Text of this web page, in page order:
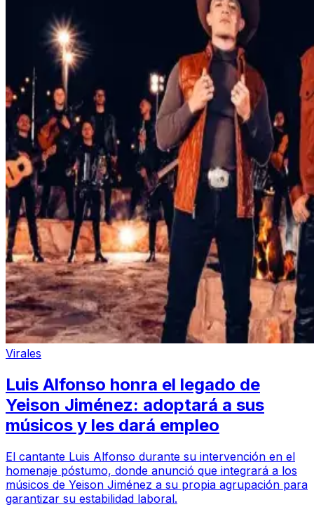
Virales
Luis Alfonso honra el legado de
Yeison Jiménez: adoptará a sus
músicos y les dará empleo
El cantante Luis Alfonso durante su intervención en el
homenaje póstumo, donde anunció que integrará a los
músicos de Yeison Jiménez a su propia agrupación para
garantizar su estabilidad laboral.